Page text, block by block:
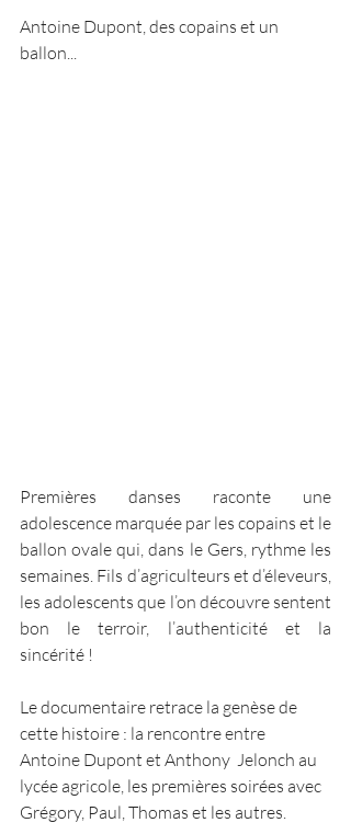
Antoine Dupont, des copains et un
ballon...
Premières danses raconte une
adolescence marquée par les copains et le
ballon ovale qui, dans le Gers, rythme les
semaines. Fils d’agriculteurs et d’éleveurs,
les adolescents que l’on découvre sentent
bon le terroir, l’authenticité et la
sincérité !
Le documentaire retrace la genèse de
cette histoire : la rencontre entre
Antoine Dupont et Anthony  Jelonch au
lycée agricole, les premières soirées avec
Grégory, Paul, Thomas et les autres.